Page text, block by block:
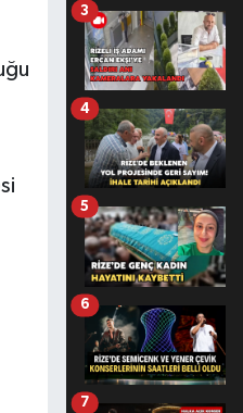
3
4
5
6
7